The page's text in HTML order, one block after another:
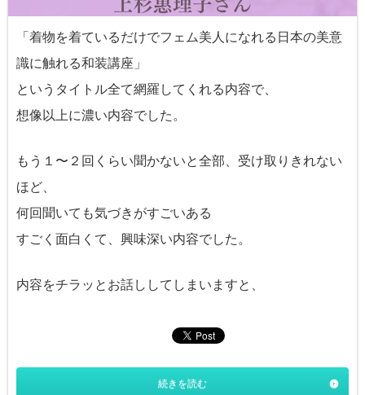
「着物を着ているだけでフェム美人になれる日本の美意
識に触れる和装講座」
というタイトル全て網羅してくれる内容で、
想像以上に濃い内容でした。
もう１〜２回くらい聞かないと全部、受け取りきれない
ほど、
何回聞いても気づきがすごいある
すごく面白くて、興味深い内容でした。
内容をチラッとお話ししてしまいますと、
続きを読む